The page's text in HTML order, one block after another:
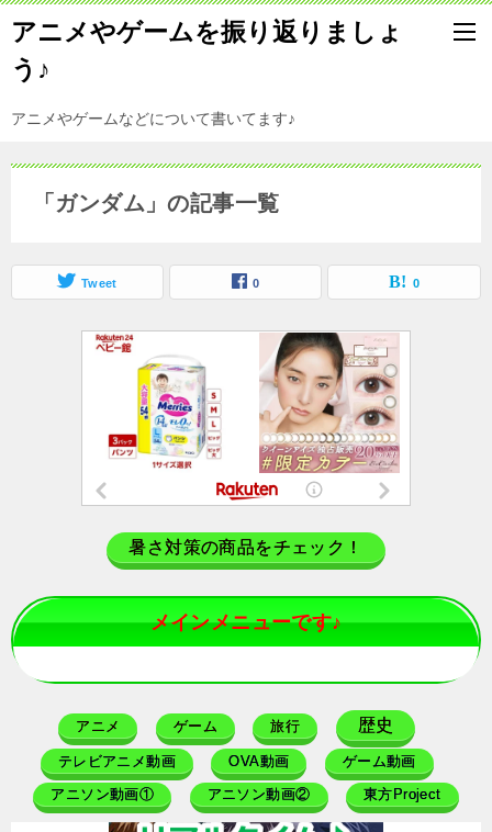
アニメやゲームを振り返りましょ
う♪
アニメやゲームなどについて書いてます♪
「ガンダム」の記事一覧
Tweet 0 0
暑さ対策の商品をチェック！
メインメニューです♪
アニメ ゲーム 旅行 歴史
テレビアニメ動画 OVA動画 ゲーム動画
アニソン動画① アニソン動画② 東方Project